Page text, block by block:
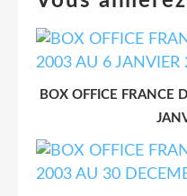
BOX OFFICE FRANCE